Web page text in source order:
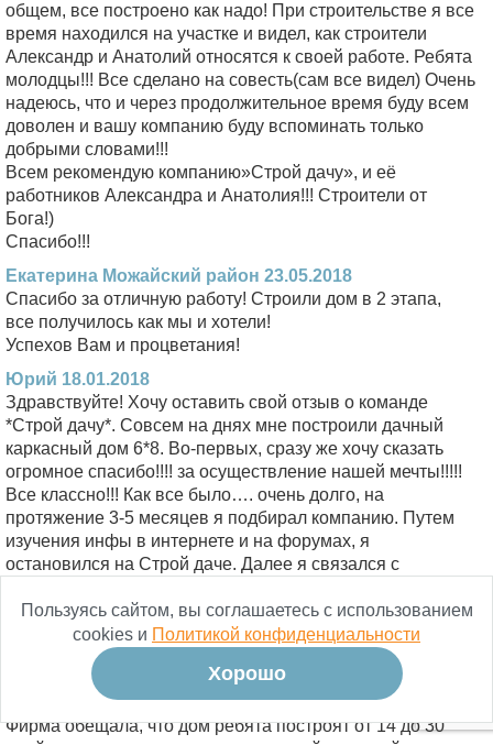
общем, все построено как надо! При строительстве я все
время находился на участке и видел, как строители
Александр и Анатолий относятся к своей работе. Ребята
молодцы!!! Все сделано на совесть(сам все видел) Очень
надеюсь, что и через продолжительное время буду всем
доволен и вашу компанию буду вспоминать только
добрыми словами!!!
Всем рекомендую компанию»Строй дачу», и её
работников Александра и Анатолия!!! Строители от
Бога!)
Спасибо!!!
Екатерина Можайский район 23.05.2018
Спасибо за отличную работу! Строили дом в 2 этапа,
все получилось как мы и хотели!
Успехов Вам и процветания!
Юрий 18.01.2018
Здравствуйте! Хочу оставить свой отзыв о команде
*Строй дачу*. Совсем на днях мне построили дачный
каркасный дом 6*8. Во-первых, сразу же хочу сказать
огромное спасибо!!!! за осуществление нашей мечты!!!!!
Все классно!!! Как все было…. очень долго, на
протяжение 3-5 месяцев я подбирал компанию. Путем
изучения инфы в интернете и на форумах, я
остановился на Строй даче. Далее я связался с
все все. Дом строится по моему проекту. Потом в
договоренный день я встретил бригаду и машину с
материалом уже у себя на участке. В первый день
ребята разгрузили машину и обустраивали бытовку под
жилье. А вот на следующий день началась стройка.
Фирма обещала, что дом ребята построят от 14 до 30
Пользуясь сайтом, вы соглашаетесь с использованием
cookies и Политикой конфиденциальности
Хорошо